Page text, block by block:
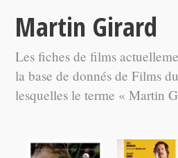
Martin Girard
Les fiches de films
la base de donnés de Films
lesquelles le terme « Martin